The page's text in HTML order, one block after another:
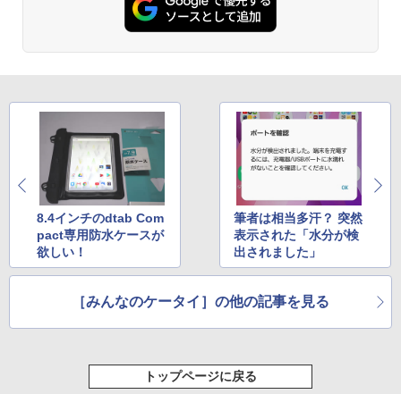
8.4インチのdtab Com
pact専用防水ケースが
欲しい！
筆者は相当多汗？ 突然
表示された「水分が検
出されました」
［みんなのケータイ］の他の記事を見る
トップページに戻る